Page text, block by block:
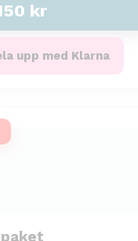
kr
upp med Klarna